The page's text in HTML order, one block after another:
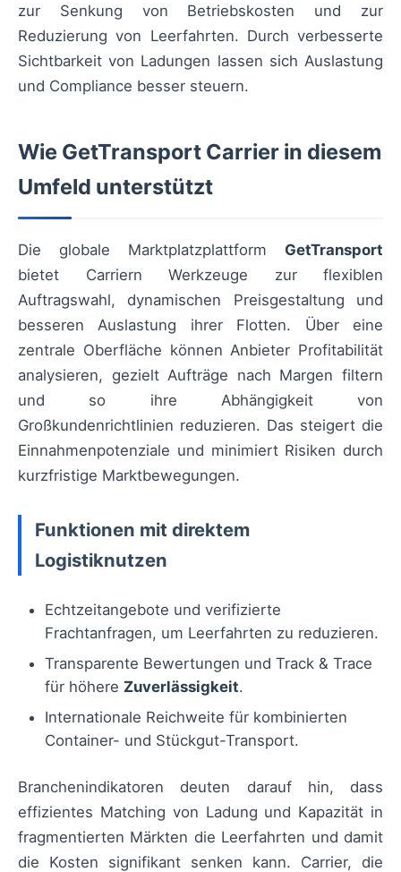
zur Senkung von Betriebskosten und zur
Reduzierung von Leerfahrten. Durch verbesserte
Sichtbarkeit von Ladungen lassen sich Auslastung
und Compliance besser steuern.
Wie GetTransport Carrier in diesem
Umfeld unterstützt
Die globale Marktplatzplattform GetTransport
bietet Carriern Werkzeuge zur flexiblen
Auftragswahl, dynamischen Preisgestaltung und
besseren Auslastung ihrer Flotten. Über eine
zentrale Oberfläche können Anbieter Profitabilität
analysieren, gezielt Aufträge nach Margen filtern
und so ihre Abhängigkeit von
Großkundenrichtlinien reduzieren. Das steigert die
Einnahmenpotenziale und minimiert Risiken durch
kurzfristige Marktbewegungen.
Funktionen mit direktem
Logistiknutzen
Echtzeitangebote und verifizierte
Frachtanfragen, um Leerfahrten zu reduzieren.
Transparente Bewertungen und Track & Trace
für höhere Zuverlässigkeit.
Internationale Reichweite für kombinierten
Container- und Stückgut-Transport.
Branchenindikatoren deuten darauf hin, dass
effizientes Matching von Ladung und Kapazität in
fragmentierten Märkten die Leerfahrten und damit
die Kosten signifikant senken kann. Carrier, die